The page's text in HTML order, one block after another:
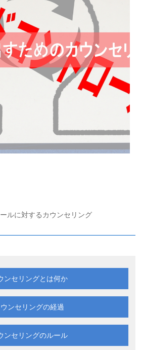
ルに対するカウンセリング
ンセリングとは何か
ンセリングの経過
ンセリングのルール